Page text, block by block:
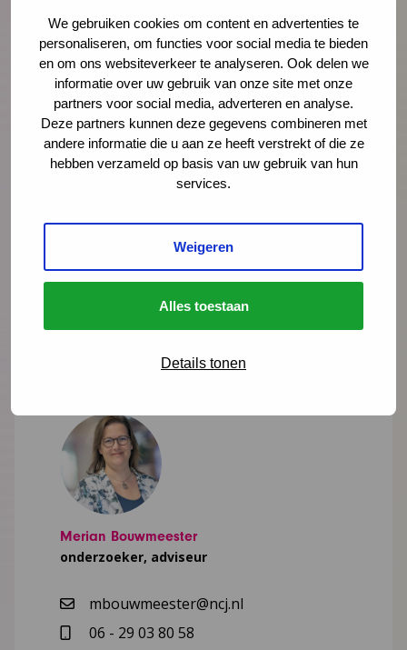
We gebruiken cookies om content en advertenties te
personaliseren, om functies voor social media te bieden
en om ons websiteverkeer te analyseren. Ook delen we
informatie over uw gebruik van onze site met onze
partners voor social media, adverteren en analyse.
Deze partners kunnen deze gegevens combineren met
andere informatie die u aan ze heeft verstrekt of die ze
hebben verzameld op basis van uw gebruik van hun
services.
Weigeren
Alles toestaan
Details tonen
Documentaire Integrale Vroeghulp
‘Je voelt dat er iets niet klopt’
In deze mini-documentaire volgen we drie
gezinnen die geholpen zijn door Integrale
Vroeghulp. En gingen we in gesprek met
coördinatoren, trajectbegeleiders en een
Merian Bouwmeester
onderzoeker, adviseur
mbouwmeester@ncj.nl
06 - 29 03 80 58